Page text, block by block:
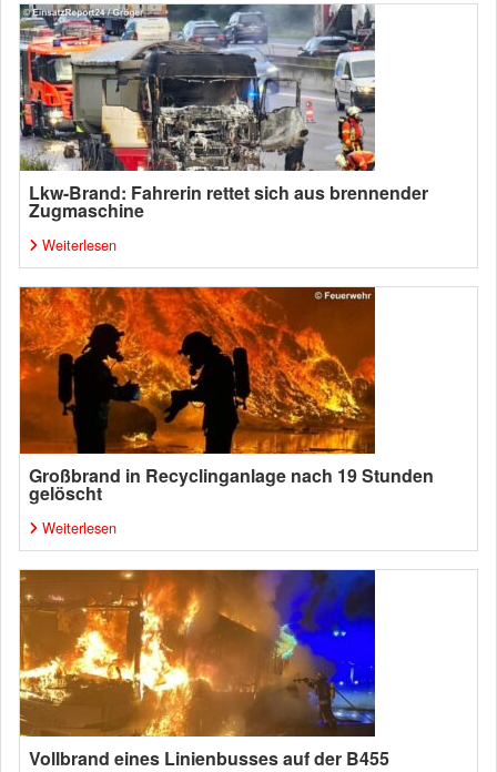
Lkw-Brand: Fahrerin rettet sich aus brennender
Zugmaschine
Weiterlesen
Großbrand in Recyclinganlage nach 19 Stunden
gelöscht
Weiterlesen
Vollbrand eines Linienbusses auf der B455